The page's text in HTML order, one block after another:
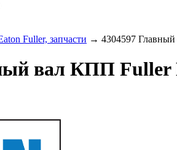
Fuller, запчасти → 4304597
вал КПП Fuller